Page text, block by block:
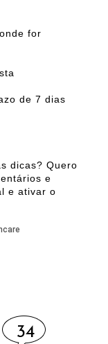
for
de 7 dias
dicas? Quero
e
e ativar o
34